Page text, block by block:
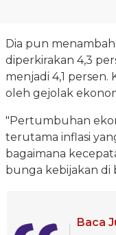
Dia pun
diperkirakan 4,3
menjadi 4,1 persen.
oleh gejolak
"Pertumbuhan
terutama inflasi
bagaimana
bunga kebijakan di
Baca